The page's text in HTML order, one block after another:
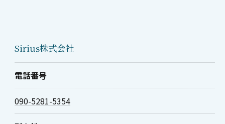
Sirius株式会社
電話番号
090-5281-5354